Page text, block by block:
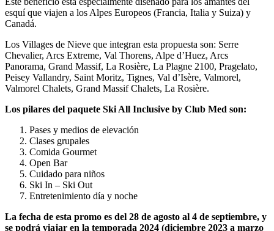
esquí que viajen a los Alpes Europeos (Francia, Italia y Suiza) y
Canadá.
Los Villages de Nieve que integran esta propuesta son: Serre
Chevalier, Arcs Extreme, Val Thorens, Alpe d’Huez, Arcs
Panorama, Grand Massif, La Rosière, La Plagne 2100, Pragelato,
Peisey Vallandry, Saint Moritz, Tignes, Val d’Isère, Valmorel,
Valmorel Chalets, Grand Massif Chalets, La Rosière.
Los pilares del paquete Ski All Inclusive by Club Med son:
Pases y medios de elevación
Clases grupales
Comida Gourmet
Open Bar
Cuidado para niños
Ski In – Ski Out
Entretenimiento día y noche
La fecha de esta promo es del 28 de agosto al 4 de septiembre, y
se podrá viajar en la temporada 2024 (diciembre 2023 a marzo